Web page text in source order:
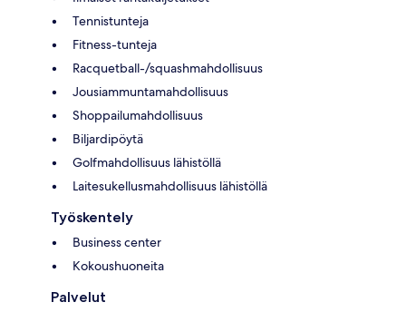
Tennistunteja
Fitness-tunteja
Racquetball-/squashmahdollisuus
Jousiammuntamahdollisuus
Shoppailumahdollisuus
Biljardipöytä
Golfmahdollisuus lähistöllä
Laitesukellusmahdollisuus lähistöllä
Työskentely
Business center
Kokoushuoneita
Palvelut